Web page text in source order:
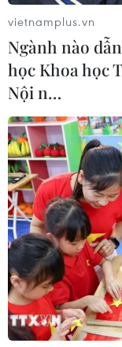
Quy hoạch
án nhiệt điện
28/07/2022 06:48
Trong tổng công
không đưa vào
vietnamplus.vn
Ngành nào
học Khoa học
Nội n…